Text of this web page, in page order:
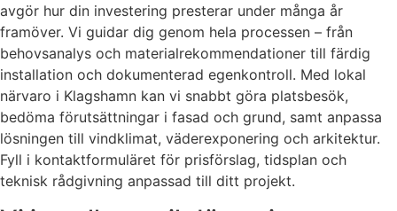
avgör hur din investering presterar under många år
framöver. Vi guidar dig genom hela processen – från
behovsanalys och materialrekommendationer till färdig
installation och dokumenterad egenkontroll. Med lokal
närvaro i Klagshamn kan vi snabbt göra platsbesök,
bedöma förutsättningar i fasad och grund, samt anpassa
lösningen till vindklimat, väderexponering och arkitektur.
Fyll i kontaktformuläret för prisförslag, tidsplan och
teknisk rådgivning anpassad till ditt projekt.